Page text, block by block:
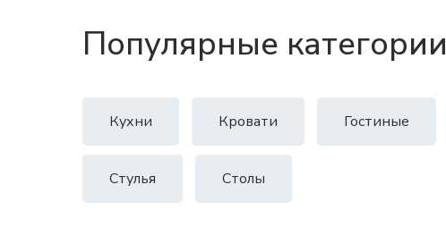
Популярные категории
Кухни Кровати Гостиные
Стулья Столы